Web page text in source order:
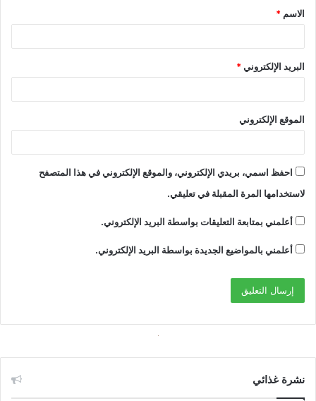
*
الاسم *
البريد الإلكتروني*
الموقع الإلكتروني
احفظ اسمي، بريدي الإلكتروني، والموقع الإلكتروني في هذا المتصفح
لاستخدامها المرة المقبلة في تعليقي.
أعلمني بمتابعة التعليقات بواسطة البريد الإلكتروني.
أعلمني بالمواضيع الجديدة بواسطة البريد الإلكتروني.
نشرة غذائي